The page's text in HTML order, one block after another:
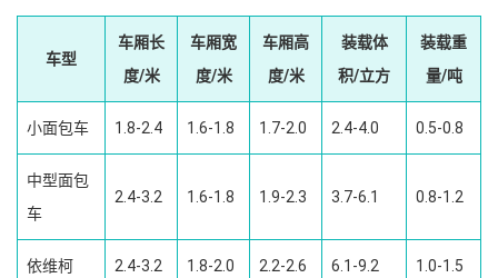
车型
车厢长
度/米
车厢宽
度/米
车厢高
度/米
装载体
积/立方
装载重
量/吨
小面包车 1.8-2.4 1.6-1.8 1.7-2.0 2.4-4.0 0.5-0.8
中型面包
车
2.4-3.2 1.6-1.8 1.9-2.3 3.7-6.1 0.8-1.2
依维柯 2.4-3.2 1.8-2.0 2.2-2.6 6.1-9.2 1.0-1.5